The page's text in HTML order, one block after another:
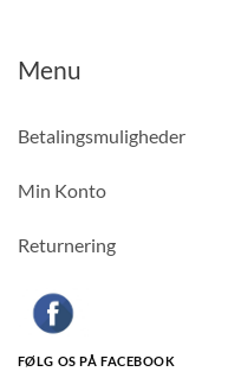
Menu
Betalingsmuligheder
Min Konto
Returnering
FØLG OS PÅ FACEBOOK